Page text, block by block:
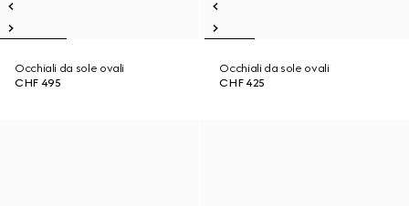
Occhiali da sole ovali
CHF 495
Occhiali da sole ovali
CHF 425